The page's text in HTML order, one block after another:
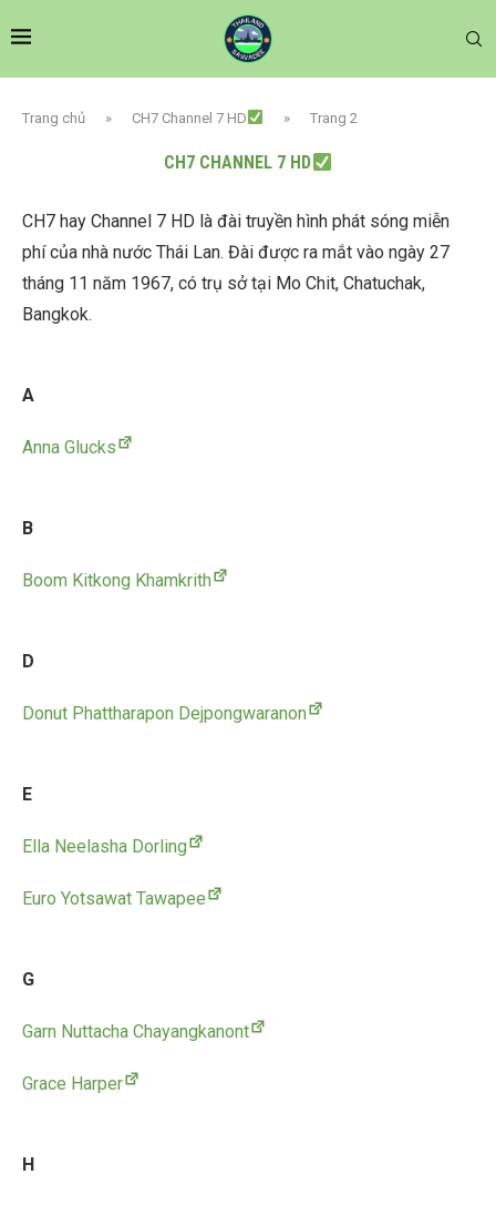
Trang chủ » CH7 Channel 7 HD » Trang 2
CH7 CHANNEL 7 HD
CH7 hay Channel 7 HD là đài truyền hình phát sóng miễn
phí của nhà nước Thái Lan. Đài được ra mắt vào ngày 27
tháng 11 năm 1967, có trụ sở tại Mo Chit, Chatuchak,
Bangkok.
A
Anna Glucks
B
Boom Kitkong Khamkrith
D
Donut Phattharapon Dejpongwaranon
E
Ella Neelasha Dorling
Euro Yotsawat Tawapee
G
Garn Nuttacha Chayangkanont
Grace Harper
H